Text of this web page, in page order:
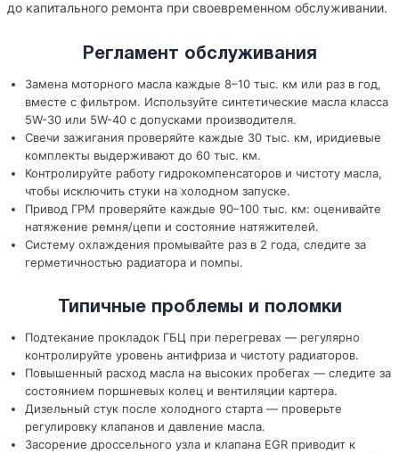
до капитального ремонта при своевременном обслуживании.
Регламент обслуживания
Замена моторного масла каждые 8–10 тыс. км или раз в год,
вместе с фильтром. Используйте синтетические масла класса
5W-30 или 5W-40 с допусками производителя.
Свечи зажигания проверяйте каждые 30 тыс. км, иридиевые
комплекты выдерживают до 60 тыс. км.
Контролируйте работу гидрокомпенсаторов и чистоту масла,
чтобы исключить стуки на холодном запуске.
Привод ГРМ проверяйте каждые 90–100 тыс. км: оценивайте
натяжение ремня/цепи и состояние натяжителей.
Систему охлаждения промывайте раз в 2 года, следите за
герметичностью радиатора и помпы.
Типичные проблемы и поломки
Подтекание прокладок ГБЦ при перегревах — регулярно
контролируйте уровень антифриза и чистоту радиаторов.
Повышенный расход масла на высоких пробегах — следите за
состоянием поршневых колец и вентиляции картера.
Дизельный стук после холодного старта — проверьте
регулировку клапанов и давление масла.
Засорение дроссельного узла и клапана EGR приводит к